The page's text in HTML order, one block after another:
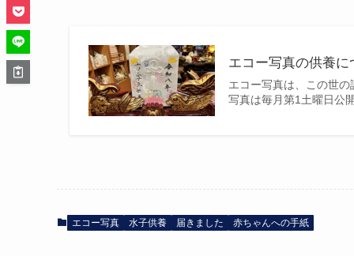
エコー写真の供養
エコー写真は、この世
写真は毎月第1土曜日公
エコー写真 水子供養 届きました 赤ちゃんへの手紙